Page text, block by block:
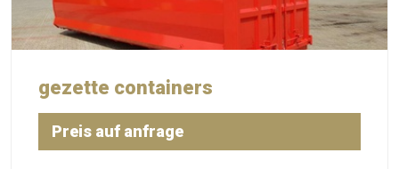
gezette containers
Preis auf anfrage